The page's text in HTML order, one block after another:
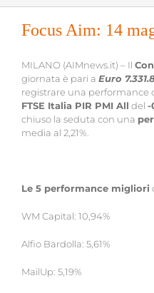
Focus Aim: 14
MILANO (AIMnews.it) – Il
giornata è pari a Euro
registrare una performance
FTSE Italia PIR PMI All del -
chiuso la seduta con una
media al 2,21%.
Le 5 performance migliori
WM Capital: 10,94%
Alfio Bardolla: 5,61%
MailUp: 5,19%